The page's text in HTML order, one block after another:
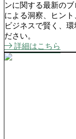
ンに関する最新の
による洞察、ヒン
ビジネスで賢く、
ださい。
詳細はこちら